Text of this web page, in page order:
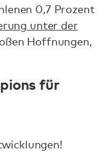
0,7 Prozent
unter der
Hoffnungen,
für